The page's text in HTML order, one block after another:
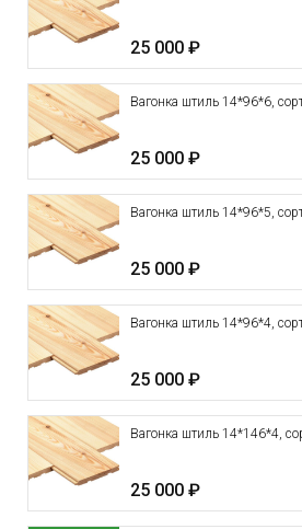
25 000 ₽
Вагонка штиль 14*96*6,
25 000 ₽
Вагонка штиль 14*96*5,
25 000 ₽
Вагонка штиль 14*96*4,
25 000 ₽
Вагонка штиль 14*146*4,
25 000 ₽